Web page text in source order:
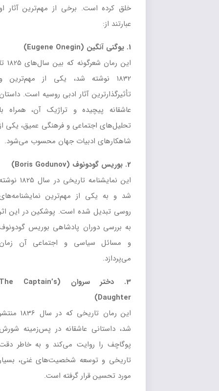
خلق کرده است. برخی از مهم‌ترین آثار او
عبارتند از:
این رمان شعرگونه که بین سال‌های 1825 تا
1832 نوشته شد، یکی از مهم‌ترین و
تأثیرگذارترین آثار ادبی روسیه است. داستان
عاشقانه پیچیده و تراژیک آن، همراه با
تحلیل‌های اجتماعی و فرهنگی عمیق، یکی از
شاهکارهای ادبیات جهان محسوب می‌شود.
این نمایشنامه تاریخی در سال 1825 نوشته
شد و به یکی از مهم‌ترین نمایشنامه‌های
روسی تبدیل شده است. پوشکین در این اثر
به بررسی دوران پادشاهی بوریس گودونوف
و مسائل سیاسی و اجتماعی آن زمان
می‌پردازد.
3. دختر سروان (The Captain’s
Daughter)
این رمان تاریخی که در سال 1836 منتشر
شد، داستانی عاشقانه در پس‌زمینه شورش
پوگاچف را روایت می‌کند و به خاطر دقت
تاریخی و توسعه شخصیت‌های غنی، بسیار
مورد تحسین قرار گرفته است.